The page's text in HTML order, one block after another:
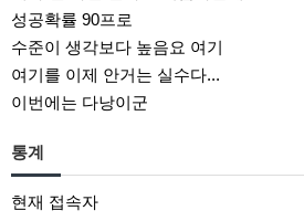
성공확률 90프로
수준이 생각보다 높음요 여기
여기를 이제 안거는 실수다...
이번에는 다낭이군
통계
현재 접속자